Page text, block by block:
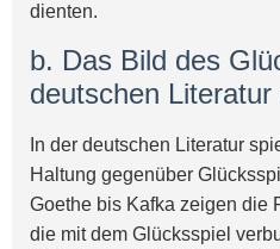
dienten.
b. Das Bild des
deutschen
In der deutschen Literatur
Haltung gegenüber
Goethe bis Kafka zeigen die
die mit dem Glücksspiel